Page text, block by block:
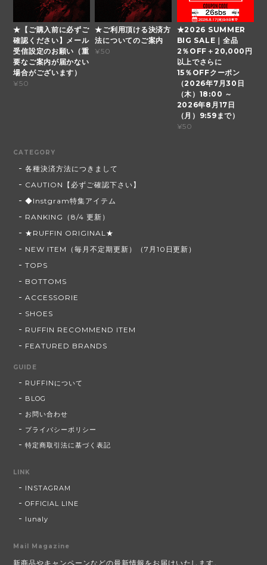
★【ご購入前に必ずご
確認ください】メール
受信設定のお願い（重
要なご案内が届かない
場合がございます）
¥50
★ご利用頂ける決済方
法についてのご案内
¥50
★2026 SUMMER
BIG SALE｜全品
2％OFF＋20,000円
以上でさらに
15％OFFクーポン
（2026年7月30日
（木）18:00 ～
2026年8月17日
（月）9:59まで）
¥50
CATEGORY
各種決済方法につきまして
CAUTION【必ずご確認下さい】
◆Instgram特集アイテム
RANKING（8/4 更新）
★RUFFIN ORIGINAL★
NEW ITEM（毎月不定期更新）（7月10日更新）
TOPS
BOTTOMS
ACCESSORIE
SHOES
RUFFIN RECOMMEND ITEM
FEATURED BRANDS
GUIDE
RUFFINについて
BLOG
お問い合わせ
プライバシーポリシー
特定商取引法に基づく表記
LINK
INSTAGRAM
OFFICIAL LINE
lunaly
Mail Magazine
新商品やキャンペーンなどの最新情報をお届けいたします。